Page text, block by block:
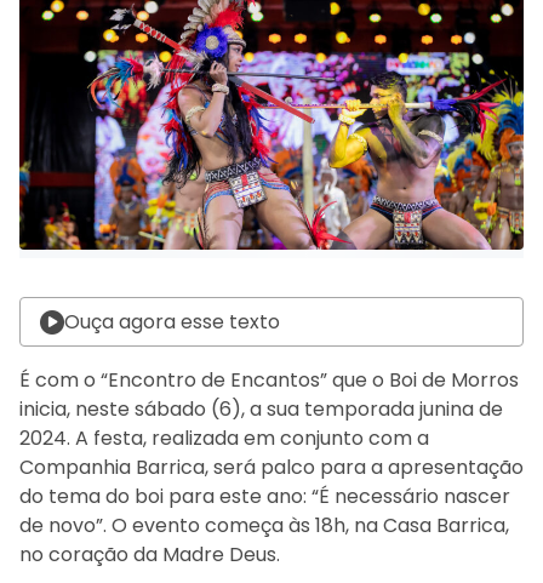
Ouça agora esse texto
É com o “Encontro de Encantos” que o Boi de Morros
inicia, neste sábado (6), a sua temporada junina de
2024. A festa, realizada em conjunto com a
Companhia Barrica, será palco para a apresentação
do tema do boi para este ano: “É necessário nascer
de novo”. O evento começa às 18h, na Casa Barrica,
no coração da Madre Deus.